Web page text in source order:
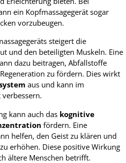
ein Kopfmassagegerät sogar
vorzubeugen.
steigert die
und den beteiligten Muskeln. Eine
dazu beitragen, Abfallstoffe
zu fördern. Dies wirkt
aus und kann im
kann auch das kognitive
fördern. Eine
helfen, den Geist zu klären und
erhöhen. Diese positive Wirkung
ältere Menschen betrifft.